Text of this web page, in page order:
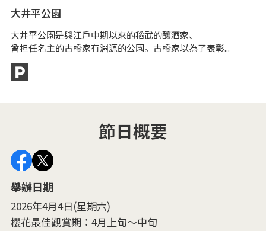
大井平公園
大井平公園是與江戶中期以來的稻武的釀酒家、
曾担任名主的古橋家有淵源的公園。古橋家以為了表彰...
節日概要
舉辦日期
2026年4月4日(星期六)
櫻花最佳觀賞期：4月上旬～中旬